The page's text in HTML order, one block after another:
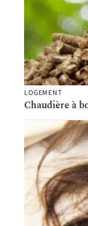
LOGEMENT
Chaudière à